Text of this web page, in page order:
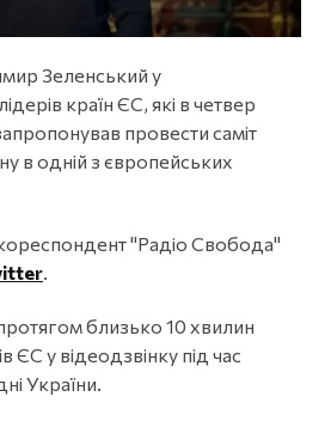
Зеленський у
країн ЄС, які в четвер
провести саміт
в одній з європейських
"Радіо Свобода"
близько 10 хвилин
ЄС у відеодзвінку під час
України.